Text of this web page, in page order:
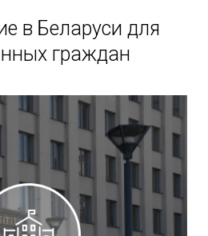
в Беларуси для
граждан